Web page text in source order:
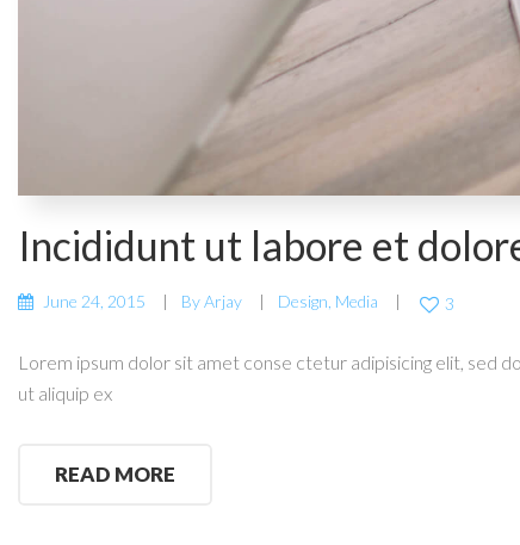
Incididunt ut labore et
June 24, 2015 ByArjay Design Media 3
Lorem ipsum dolor sit amet conse ctetur adipisicing elit, sed
ut aliquip ex
READ MORE